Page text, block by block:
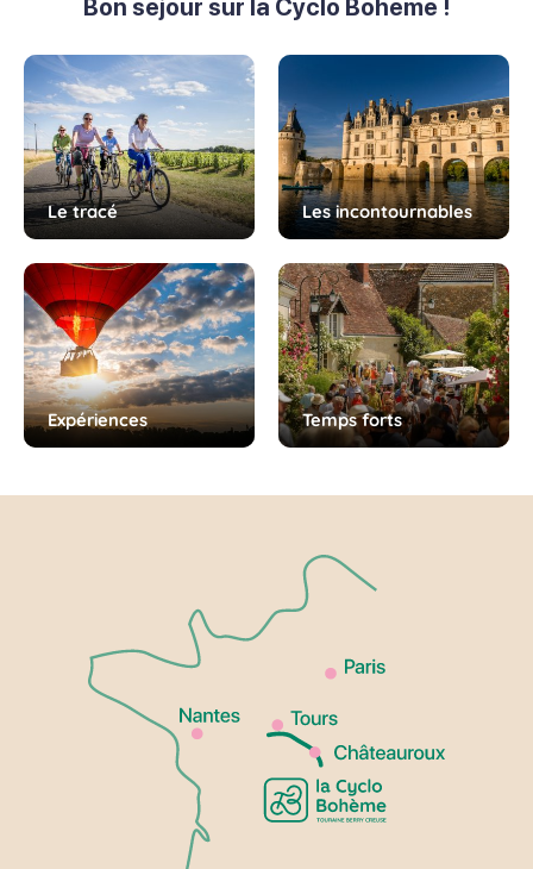
Bon séjour sur la Cyclo Bohème !
Le tracé Les incontournables
Expériences Temps forts